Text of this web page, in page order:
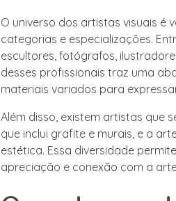
O universo dos artistas visuais é
categorias e especializações.
escultores, fotógrafos,
desses profissionais traz uma
materiais variados para
Além disso, existem artistas que
que inclui grafite e murais, e a
estética. Essa diversidade
apreciação e conexão com a